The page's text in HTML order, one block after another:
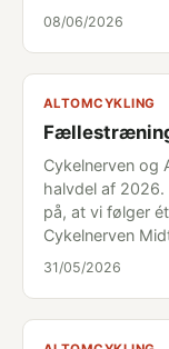
08/06/2026
ALTOMCYKLING
Cykelnerven og
halvdel af 2026.
på, at vi følger
Cykelnerven
31/05/2026